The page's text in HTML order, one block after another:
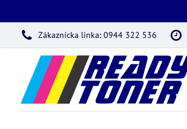
Zákaznícka linka: 0944 322 536